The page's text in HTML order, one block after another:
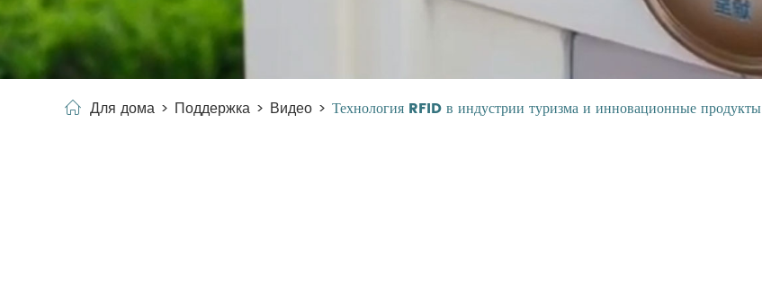
Для дома Поддержка Видео Технология RFID в индустрии туризма и инновационные продукты